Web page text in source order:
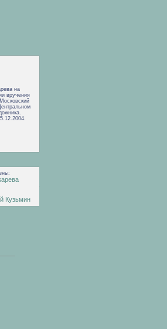
на
вручения
Кузьмин